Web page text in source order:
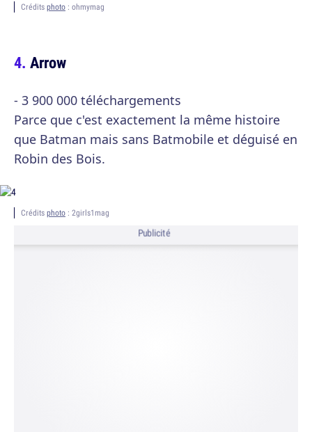
Crédits photo : ohmymag
Arrow
- 3 900 000 téléchargements
Parce que c'est exactement la même histoire
que Batman mais sans Batmobile et déguisé en
Robin des Bois.
Crédits photo : 2girls1mag
Publicité